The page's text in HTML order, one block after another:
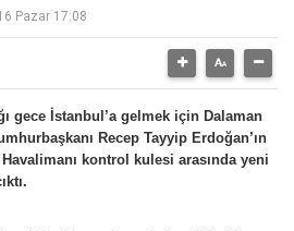
Pazar 17:08
gece İstanbul’a gelmek için Dalaman
Recep Tayyip Erdoğan’ın
kontrol kulesi arasında yeni